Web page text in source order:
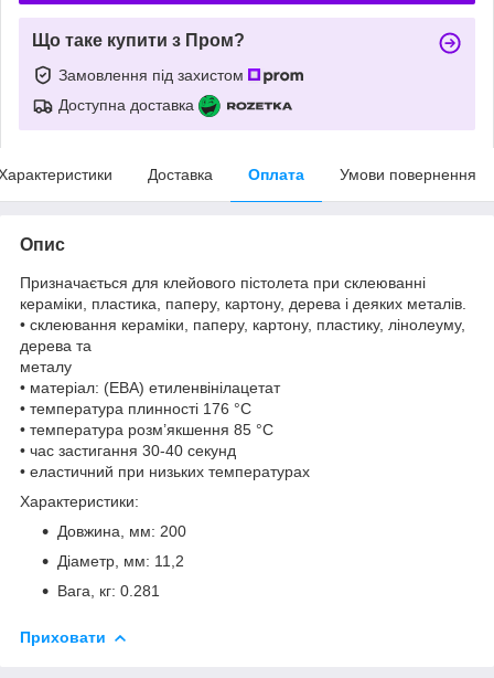
Що таке купити з Пром?
Замовлення під захистом
Доступна доставка
Доставка Оплата Умови повернення
Опис
Призначається для клейового пістолета при склеюванні
кераміки, пластика, паперу, картону, дерева і деяких металів.
• склеювання кераміки, паперу, картону, пластику, лінолеуму,
дерева та
металу
• матеріал: (ЕВА) етиленвінілацетат
• температура плинності 176 °С
• температура розм’якшення 85 °С
• час застигання 30-40 секунд
• еластичний при низьких температурах
Характеристики:
Довжина, мм: 200
Діаметр, мм: 11,2
Вага, кг: 0.281
Приховати